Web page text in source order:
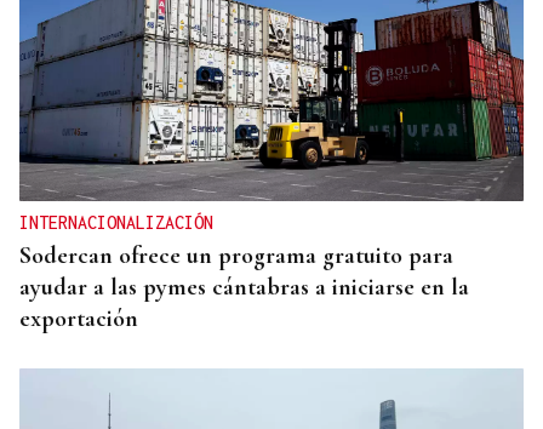
INTERNACIONALIZACIÓN
Sodercan ofrece un programa gratuito para
ayudar a las pymes cántabras a iniciarse en la
exportación